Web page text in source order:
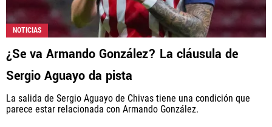
NOTICIAS
¿Se va Armando González? La cláusula de
Sergio Aguayo da pista
La salida de Sergio Aguayo de Chivas tiene una condición que
parece estar relacionada con Armando González.